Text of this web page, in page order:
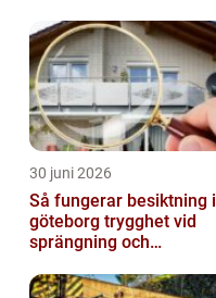
30 juni 2026
Så fungerar besiktning i
göteborg trygghet vid
sprängning och